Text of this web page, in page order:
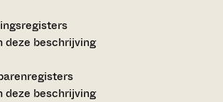
deze beschrijving
deze beschrijving